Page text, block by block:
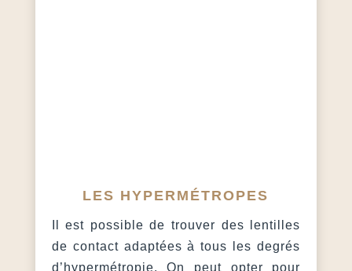
LES HYPERMÉTROPES
Il est possible de trouver des lentilles
de contact adaptées à tous les degrés
d’hypermétropie. On peut opter pour